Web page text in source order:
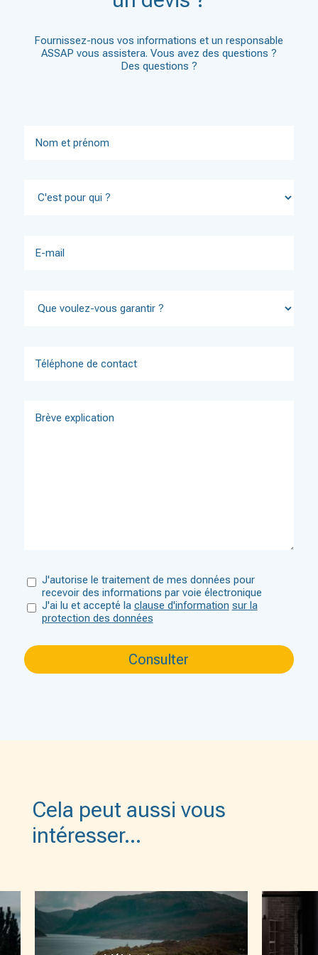
Fournissez-nous vos informations et un responsable
ASSAP vous assistera. Vous avez des questions ?
Des questions ?
J'autorise le traitement de mes données pour
recevoir des informations par voie électronique
J'ai lu et accepté la clause d'information sur la
protection des données
Cela peut aussi vous
intéresser…